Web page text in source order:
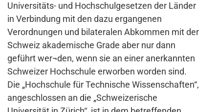
Universitäts- und Hochschulgesetzen der Länder
in Verbindung mit den dazu ergangenen
Verordnungen und bilateralen Abkommen mit der
Schweiz akademische Grade aber nur dann
geführt wer¬den, wenn sie an einer anerkannten
Schweizer Hochschule erworben worden sind.
Die „Hochschule für Technische Wissenschaften“,
angeschlossen an die „Schweizerische